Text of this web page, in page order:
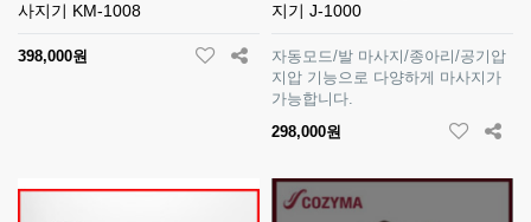
사지기 KM-1008
398,000원
지기 J-1000
자동모드/발 마사지/종아리/공기압
지압 기능으로 다양하게 마사지가
가능합니다.
298,000원